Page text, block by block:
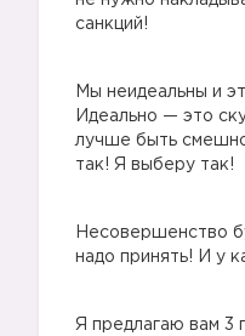
санкций!
Мы неидеальны и
Идеально — это
лучше быть
так! Я выберу так!
Несовершенство
надо принять! И у
Я предлагаю вам 3